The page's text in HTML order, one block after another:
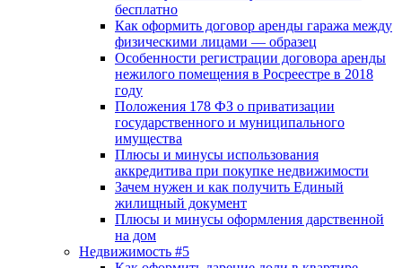
бесплатно
Как оформить договор аренды гаража между
физическими лицами — образец
Особенности регистрации договора аренды
нежилого помещения в Росреестре в 2018
году
Положения 178 ФЗ о приватизации
государственного и муниципального
имущества
Плюсы и минусы использования
аккредитива при покупке недвижимости
Зачем нужен и как получить Единый
жилищный документ
Плюсы и минусы оформления дарственной
на дом
Недвижимость #5